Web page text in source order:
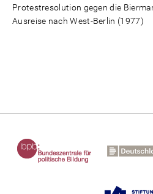
Protestresolution gegen die
Ausreise nach West-Berlin (1977)